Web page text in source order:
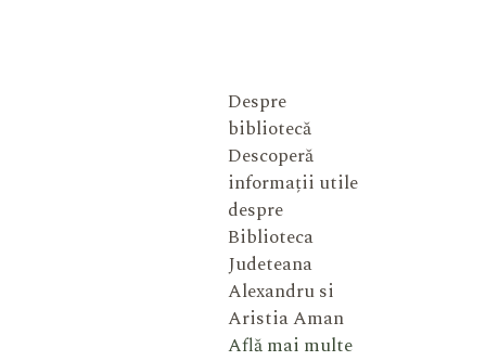
Despre
bibliotecă
Descoperă
informații utile
despre
Biblioteca
Judeteana
Alexandru si
Aristia Aman
Află mai multe